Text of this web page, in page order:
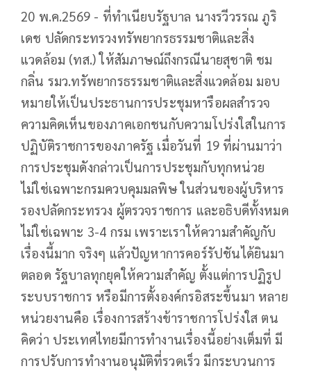
20 พ.ค.2569 - ที่ทำเนียบรัฐบาล นางรวีวรรณ ภูริ
เดช ปลัดกระทรวงทรัพยากรธรรมชาติและสิ่ง
แวดล้อม (ทส.) ให้สัมภาษณ์ถึงกรณีนายสุชาติ ชม
กลิ่น รมว.ทรัพยากรธรรมชาติและสิ่งแวดล้อม มอบ
หมายให้เป็นประธานการประชุมหารือผลสำรวจ
ความคิดเห็นของภาคเอกชนกับความโปร่งใสในการ
ปฏิบัติราชการของภาครัฐ เมื่อวันที่ 19 ที่ผ่านมาว่า
การประชุมดังกล่าวเป็นการประชุมกับทุกหน่วย
ไม่ใช่เฉพาะกรมควบคุมมลพิษ ในส่วนของผู้บริหาร
รองปลัดกระทรวง ผู้ตรวจราชการ และอธิบดีทั้งหมด
ไม่ใช่เฉพาะ 3-4 กรม เพราะเราให้ความสำคัญกับ
เรื่องนี้มาก จริงๆ แล้วปัญหาการคอร์รัปชันได้ยินมา
ตลอด รัฐบาลทุกยุคให้ความสำคัญ ตั้งแต่การปฏิรูป
ระบบราชการ หรือมีการตั้งองค์กรอิสระขึ้นมา หลาย
หน่วยงานคือ เรื่องการสร้างข้าราชการโปร่งใส ตน
คิดว่า ประเทศไทยมีการทำงานเรื่องนี้อย่างเต็มที่ มี
การปรับการทำงานอนุมัติที่รวดเร็ว มีกระบวนการ